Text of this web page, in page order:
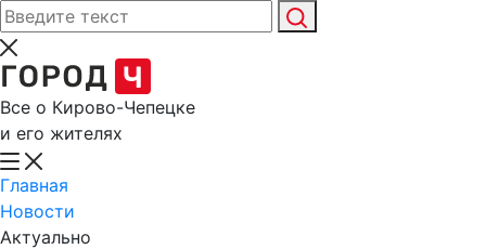
Все о Кирово-Чепецке
и его жителях
Главная
Новости
Актуально